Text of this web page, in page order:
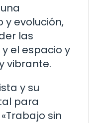
evolución,
las
el espacio y
vibrante.
y su
para
sin